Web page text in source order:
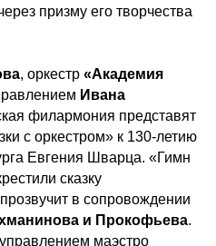
призму его творчества
, оркестр «Академия
Ивана
филармония представят
с оркестром» к 130-летию
Евгения Шварца. «Гимн
сказку
в сопровождении
и Прокофьева.
маэстро